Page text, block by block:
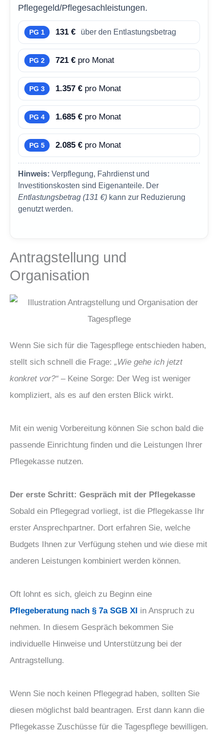
Pflegegeld/Pflegesachleistungen.
PG 1 131 € über den Entlastungsbetrag
PG 2 721 € pro Monat
PG 3 1.357 € pro Monat
PG 4 1.685 € pro Monat
PG 5 2.085 € pro Monat
Hinweis: Verpflegung, Fahrdienst und
Investitionskosten sind Eigenanteile. Der
Entlastungsbetrag (131 €) kann zur Reduzierung
genutzt werden.
Antragstellung und
Organisation
Wenn Sie sich für die Tagespflege entschieden haben,
stellt sich schnell die Frage: „Wie gehe ich jetzt
konkret vor?“ – Keine Sorge: Der Weg ist weniger
kompliziert, als es auf den ersten Blick wirkt.
Mit ein wenig Vorbereitung können Sie schon bald die
passende Einrichtung finden und die Leistungen Ihrer
Pflegekasse nutzen.
Der erste Schritt: Gespräch mit der Pflegekasse
Sobald ein Pflegegrad vorliegt, ist die Pflegekasse Ihr
erster Ansprechpartner. Dort erfahren Sie, welche
Budgets Ihnen zur Verfügung stehen und wie diese mit
anderen Leistungen kombiniert werden können.
Oft lohnt es sich, gleich zu Beginn eine
Pflegeberatung nach § 7a SGB XI in Anspruch zu
nehmen. In diesem Gespräch bekommen Sie
individuelle Hinweise und Unterstützung bei der
Antragstellung.
Wenn Sie noch keinen Pflegegrad haben, sollten Sie
diesen möglichst bald beantragen. Erst dann kann die
Pflegekasse Zuschüsse für die Tagespflege bewilligen.